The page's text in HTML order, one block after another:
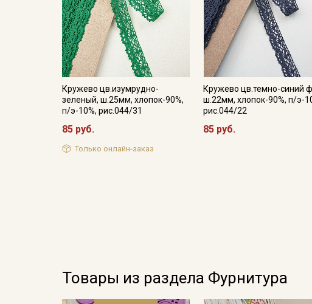
Кружево цв.изумрудно-
зеленый, ш.25мм, хлопок-90%,
п/э-10%, рис.044/31
85 руб.
Только онлайн-заказ
Кружево цв.темно-синий
ш.22мм, хлопок-90%, п/э-
рис.044/22
85 руб.
Товары из раздела Фурнитура